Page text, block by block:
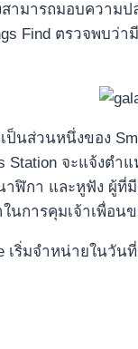
ามารถมอบความ
Find ตรวจพบว่
ป็นส่วนหนึ่งของ
จะแจ้งต
กา และหูฟัง ผู้ที่
นการคุมเจ้าเพื่อ
เริ่มจำหน่ายใน